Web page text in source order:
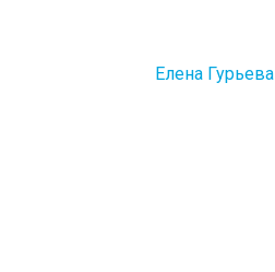
Елена Гурьева